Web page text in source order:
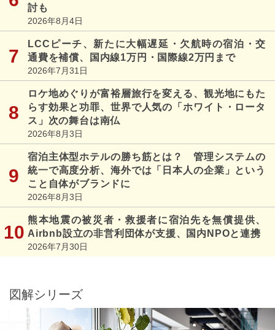
討も
2026年8月4日
LCCピーチ、新たに大幅遅延・欠航時の宿泊・交
通費を補償、国内線1万円・国際線2万円まで
2026年7月31日
ロケ地めぐりが富裕層旅行を変える、観光地にもた
らす効果と功罪、世界で人気の「ホワイト・ロータ
ス」次の舞台は南仏
2026年8月3日
宿泊主体型ホテルの勝ち筋とは？ 管理システムの
統一で高度分析、海外では「日本人の企業」という
こと自体がブランドに
2026年8月3日
熊本地震の被災者・救援者に宿泊先を無償提供、
Airbnb設立の非営利団体が支援、国内NPOと連携
2026年7月30日
図解シリーズ